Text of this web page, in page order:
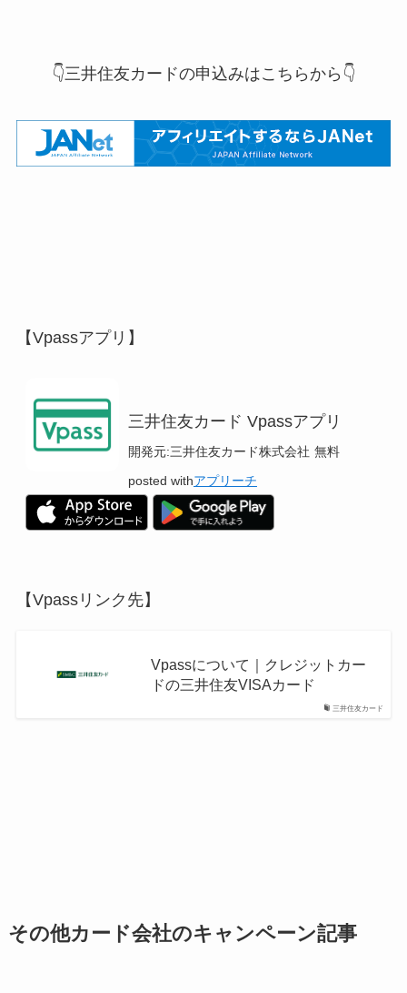
👇三井住友カードの申込みはこちらから👇
【Vpassアプリ】
三井住友カード Vpassアプリ
開発元:三井住友カード株式会社 無料
posted withアプリーチ
【Vpassリンク先】
三井住友カード
Vpassについて｜クレジットカー
ドの三井住友VISAカード
その他カード会社のキャンペーン記事